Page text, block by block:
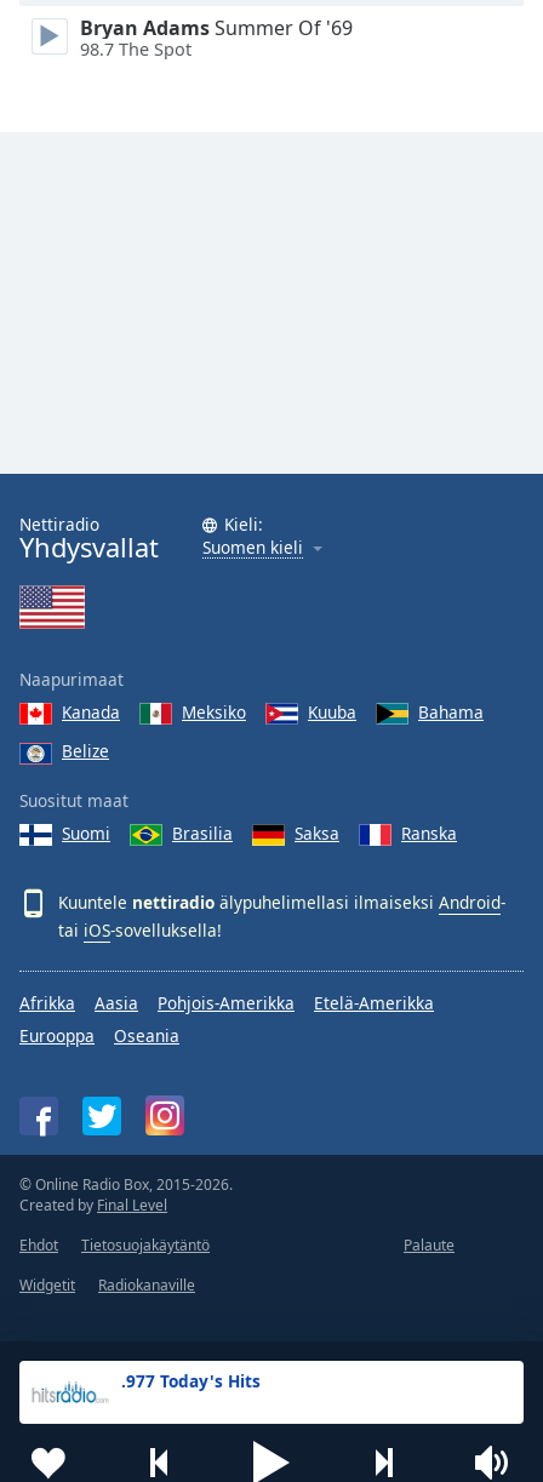
Color
Done
Close
Dialog
End
window.
.977 Today's Hits
Bryan AdamsSummer Of '69
98.7 The Spot
Nettiradio
Yhdysvallat
Kieli:
Suomen kieli
Naapurimaat
Kanada
Meksiko Kuuba
Bahama
Belize
Suositut maat
Suomi
Brasilia Saksa Ranska
Kuuntele nettiradio älypuhelimellasi ilmaiseksi Android-
tai iOS-sovelluksella!
Afrikka Aasia Pohjois-Amerikka
Etelä-Amerikka
Eurooppa
Oseania
© Online Radio Box, 2015-2026.
Created by Final Level
Ehdot
Tietosuojakäytäntö
Palaute
Widgetit
Radiokanaville